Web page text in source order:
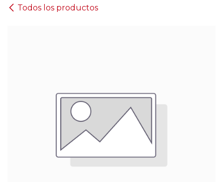
Todos los productos